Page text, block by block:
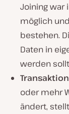
Joining war
möglich
bestehen.
Daten in
werden
oder mehr
ändert,